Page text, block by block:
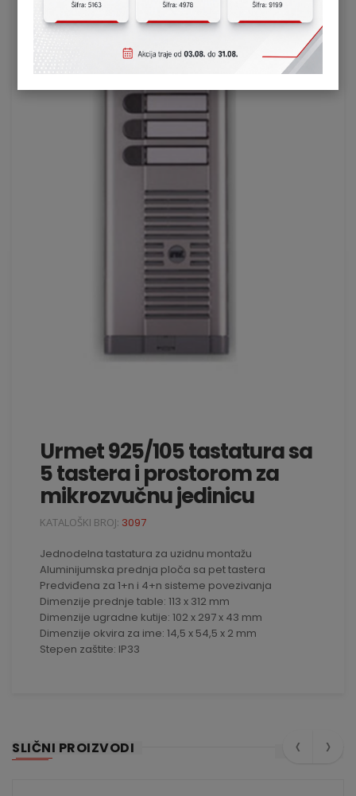
Urmet 925/105 tastatura sa
5 tastera i prostorom za
mikrozvučnu jedinicu
KATALOŠKI BROJ: 3097
Jednodelna tastatura za uzidnu montažu
Aluminijumska prednja ploča sa pet tastera
Predviđena za 1+n i 4+n sisteme povezivanja
Dimenzije prednje table: 113 x 312 mm
Dimenzije ugradne kutije: 102 x 297 x 43 mm
Dimenzije okvira za ime: 14,5 x 54,5 x 2 mm
Stepen zaštite: IP33
SLIČNI PROIZVODI ‹ ›